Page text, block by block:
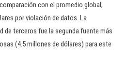
con el promedio global,
por violación de datos. La
de terceros fue la segunda fuente más
(4.5 millones de dólares) para este